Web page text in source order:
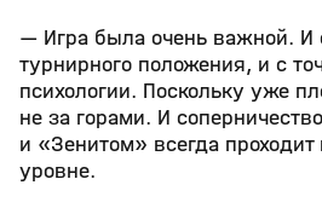
— Игра была очень важной. И
турнирного положения, и с
психологии. Поскольку уже
не за горами. И
и «Зенитом» всегда
уровне.